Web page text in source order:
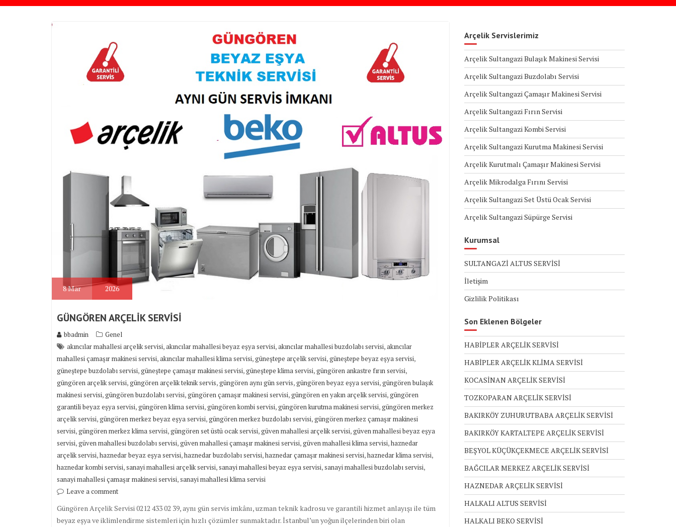
8Mar 2026
GÜNGÖREN ARÇELİK SERVİSİ
bbadmin
Genel
akıncılar mahallesi arçelik servisi,akıncılar mahallesi beyaz eşya servisi,akıncılar mahallesi buzdolabı servisi,akıncılar
mahallesi çamaşır makinesi servisi,akıncılar mahallesi klima servisi,güneştepe arçelik servisi,güneştepe beyaz eşya servisi,
güneştepe buzdolabı servisi,güneştepe çamaşır makinesi servisi,güneştepe klima servisi,güngören ankastre fırın servisi,
güngören arçelik servisi,güngören arçelik teknik servis,güngören aynı gün servis,güngören beyaz eşya servisi,güngören bulaşık
makinesi servisi,güngören buzdolabı servisi,güngören çamaşır makinesi servisi,güngören en yakın arçelik servisi,güngören
garantili beyaz eşya servisi,güngören klima servisi,güngören kombi servisi,güngören kurutma makinesi servisi,güngören merkez
arçelik servisi,güngören merkez beyaz eşya servisi,güngören merkez buzdolabı servisi,güngören merkez çamaşır makinesi
servisi,güngören merkez klima servisi,güngören set üstü ocak servisi,güven mahallesi arçelik servisi,güven mahallesi beyaz eşya
servisi,güven mahallesi buzdolabı servisi,güven mahallesi çamaşır makinesi servisi,güven mahallesi klima servisi,haznedar
arçelik servisi,haznedar beyaz eşya servisi,haznedar buzdolabı servisi,haznedar çamaşır makinesi servisi,haznedar klima servisi,
haznedar kombi servisi,sanayi mahallesi arçelik servisi,sanayi mahallesi beyaz eşya servisi,sanayi mahallesi buzdolabı servisi,
sanayi mahallesi çamaşır makinesi servisi,sanayi mahallesi klima servisi
Leave a comment
Güngören Arçelik Servisi 0212 433 02 39, aynı gün servis imkânı, uzman teknik kadrosu ve garantili hizmet anlayışı ile tüm
beyaz eşya ve iklimlendirme sistemleri için hızlı çözümler sunmaktadır. İstanbul’un yoğun ilçelerinden biri olan
Arçelik Servislerimiz
Arçelik Sultangazi Bulaşık Makinesi Servisi
Arçelik Sultangazi Buzdolabı Servisi
Arçelik Sultangazi Çamaşır Makinesi Servisi
Arçelik Sultangazi Fırın Servisi
Arçelik Sultangazi Kombi Servisi
Arçelik Sultangazi Kurutma Makinesi Servisi
Arçelik Kurutmalı Çamaşır Makinesi Servisi
Arçelik Mikrodalga Fırını Servisi
Arçelik Sultangazi Set Üstü Ocak Servisi
Arçelik Sultangazi Süpürge Servisi
Kurumsal
SULTANGAZİ ALTUS SERVİSİ
İletişim
Gizlilik Politikası
Son Eklenen Bölgeler
HABİPLER ARÇELİK SERVİSİ
HABİPLER ARÇELİK KLİMA SERVİSİ
KOCASİNAN ARÇELİK SERVİSİ
TOZKOPARAN ARÇELİK SERVİSİ
BAKIRKÖY ZUHURUTBABA ARÇELİK SERVİSİ
BAKIRKÖY KARTALTEPE ARÇELİK SERVİSİ
BEŞYOL KÜÇÜKÇEKMECE ARÇELİK SERVİSİ
BAĞCILAR MERKEZ ARÇELİK SERVİSİ
HAZNEDAR ARÇELİK SERVİSİ
HALKALI ALTUS SERVİSİ
HALKALI BEKO SERVİSİ